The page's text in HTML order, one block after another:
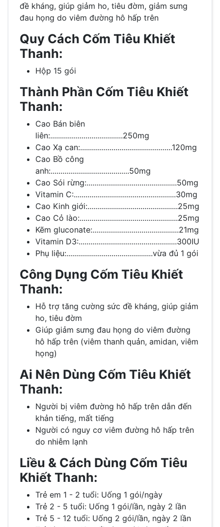
đề kháng, giúp giảm ho, tiêu đờm, giảm sưng
đau họng do viêm đường hô hấp trên
Quy Cách Cốm Tiêu Khiết
Thanh:
Hộp 15 gói
Thành Phần Cốm Tiêu Khiết
Thanh:
Cao Bán biên
liên:.....................................250mg
Cao Xạ can:...............................................120mg
Cao Bồ công
anh:........................................50mg
Cao Sói rừng:..............................................50mg
Vitamin C:....................................................30mg
Cao Kinh giới:..............................................25mg
Cao Cỏ lào:..................................................25mg
Kẽm gluconate:............................................21mg
Vitamin D3:..................................................300IU
Phụ liệu:............................................vừa đủ 1 gói
Công Dụng Cốm Tiêu Khiết
Thanh:
Hỗ trợ tăng cường sức đề kháng, giúp giảm
ho, tiêu đờm
Giúp giảm sưng đau họng do viêm đường
hô hấp trên (viêm thanh quản, amidan, viêm
họng)
Ai Nên Dùng Cốm Tiêu Khiết
Thanh:
Người bị viêm đường hô hấp trên dẫn đến
khản tiếng, mất tiếng
Người có nguy cơ viêm đường hô hấp trên
do nhiễm lạnh
Liều & Cách Dùng Cốm Tiêu
Khiết Thanh:
Trẻ em 1 - 2 tuổi: Uống 1 gói/ngày
Trẻ 2 - 5 tuổi: Uống 1 gói/lần, ngày 2 lần
Trẻ 5 - 12 tuổi: Uống 2 gói/lần, ngày 2 lần